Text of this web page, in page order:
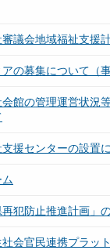
議会地域福祉支援
の募集について（事
館の管理運営状況
援センターの設置
再犯防止推進計画」
会官民連携プラッ